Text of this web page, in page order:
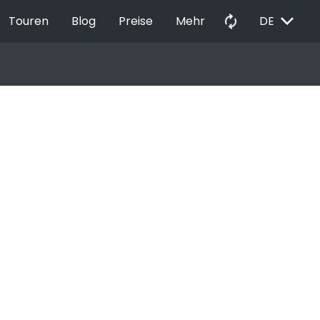
Touren Blog Preise Mehr autorenew DE EXPAND_MORE